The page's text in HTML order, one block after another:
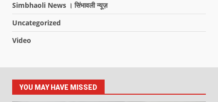
Simbhaoli News । सिंभावली न्यूज़
Uncategorized
Video
YOU MAY HAVE MISSED